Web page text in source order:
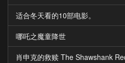
适合冬天看的10部电影。
哪吒之魔童降世
肖申克的救赎 The Shawshank